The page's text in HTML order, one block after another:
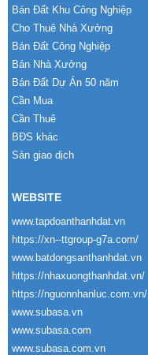
Bán Đất Khu Công Nghiệp
Cho Thuê Nhà Xưởng
Bán Đất Công Nghiệp
Bán Nhà Xưởng
Bán Đất Dự Án 50 năm
Cần Mua
Cần Thuê
BĐS khác
Sàn giao dịch
WEBSITE
www.tapdoanthanhdat.vn
https://xn--ttgroup-g7a.com/
www.batdongsanthanhdat.vn
https://nhaxuongthanhdat.vn/
https://nguonnhanluc.com.vn/
www.subasa.vn
www.subasa.com
www.subasa.com.vn